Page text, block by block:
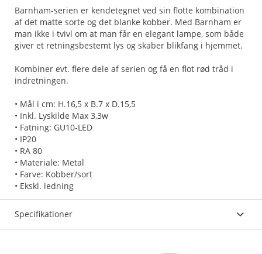
Barnham-serien er kendetegnet ved sin flotte kombination
af det matte sorte og det blanke kobber. Med Barnham er
man ikke i tvivl om at man får en elegant lampe, som både
giver et retningsbestemt lys og skaber blikfang i hjemmet.
Kombiner evt. flere dele af serien og få en flot rød tråd i
indretningen.
• Mål i cm: H.16,5 x B.7 x D.15,5
• Inkl. Lyskilde Max 3,3w
• Fatning: GU10-LED
• IP20
• RA 80
• Materiale: Metal
• Farve: Kobber/sort
• Ekskl. ledning
Specifikationer